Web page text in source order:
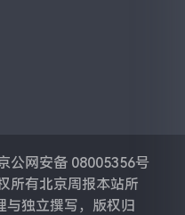
公网安备 08005356号
所有北京周报本站所
与独立撰写，版权归